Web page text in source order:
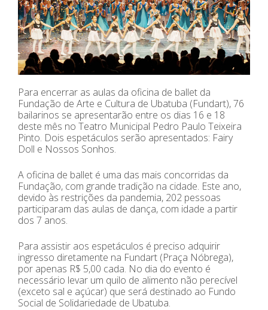
Para encerrar as aulas da oficina de ballet da
Fundação de Arte e Cultura de Ubatuba (Fundart), 76
bailarinos se apresentarão entre os dias 16 e 18
deste mês no Teatro Municipal Pedro Paulo Teixeira
Pinto. Dois espetáculos serão apresentados: Fairy
Doll e Nossos Sonhos.
A oficina de ballet é uma das mais concorridas da
Fundação, com grande tradição na cidade. Este ano,
devido às restrições da pandemia, 202 pessoas
participaram das aulas de dança, com idade a partir
dos 7 anos.
Para assistir aos espetáculos é preciso adquirir
ingresso diretamente na Fundart (Praça Nóbrega),
por apenas R$ 5,00 cada. No dia do evento é
necessário levar um quilo de alimento não perecível
(exceto sal e açúcar) que será destinado ao Fundo
Social de Solidariedade de Ubatuba.